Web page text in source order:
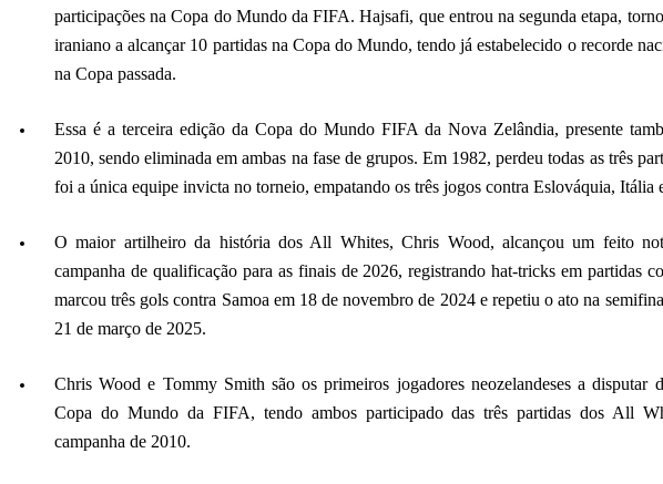
participações na Copa do Mundo da FIFA. Hajsafi, que entrou na segunda etapa,
iraniano a alcançar 10 partidas na Copa do Mundo, tendo já estabelecido o recorde
na Copa passada.
Essa é a terceira edição da Copa do Mundo FIFA da Nova Zelândia, presente
2010, sendo eliminada em ambas na fase de grupos. Em 1982, perdeu todas as três
foi a única equipe invicta no torneio, empatando os três jogos contra Eslováquia, Itália
O maior artilheiro da história dos All Whites, Chris Wood, alcançou um feito
campanha de qualificação para as finais de 2026, registrando hat-tricks em partidas
marcou três gols contra Samoa em 18 de novembro de 2024 e repetiu o ato na
21 de março de 2025.
Chris Wood e Tommy Smith são os primeiros jogadores neozelandeses a disputar
Copa do Mundo da FIFA, tendo ambos participado das três partidas dos All
campanha de 2010.